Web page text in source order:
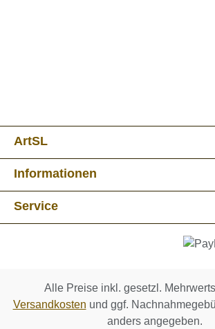
ArtSL
Informationen
Service
Alle Preise inkl. gesetzl.
Versandkosten und ggf.
anders angegeben.